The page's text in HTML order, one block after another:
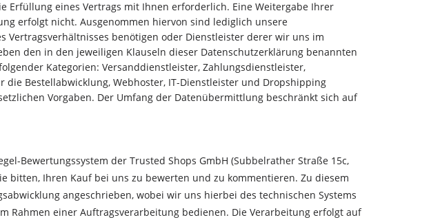
Erfüllung eines Vertrags mit Ihnen erforderlich. Eine Weitergabe Ihrer
erfolgt nicht. Ausgenommen hiervon sind lediglich unsere
Vertragsverhältnisses benötigen oder Dienstleister derer wir uns im
den in den jeweiligen Klauseln dieser Datenschutzerklärung benannten
Kategorien: Versanddienstleister, Zahlungsdienstleister,
Bestellabwicklung, Webhoster, IT-Dienstleister und Dropshipping
Vorgaben. Der Umfang der Datenübermittlung beschränkt sich auf
Bewertungssystem der Trusted Shops GmbH (Subbelrather Straße 15c,
bitten, Ihren Kauf bei uns zu bewerten und zu kommentieren. Zu diesem
angeschrieben, wobei wir uns hierbei des technischen Systems
Rahmen einer Auftragsverarbeitung bedienen. Die Verarbeitung erfolgt auf